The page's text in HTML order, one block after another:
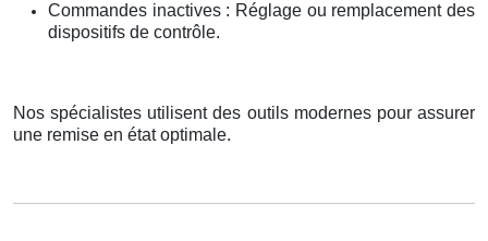
Commandes inactives : Réglage ou remplacement des
dispositifs de contrôle.
Nos spécialistes utilisent des outils modernes pour assurer
une remise en état optimale.